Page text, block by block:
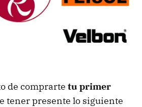
de comprarte tu primer
tener presente lo siguiente